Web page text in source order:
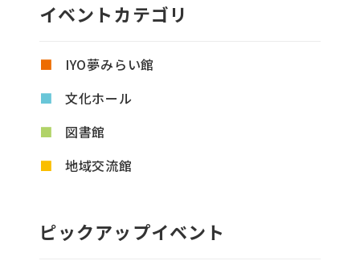
イベントカテゴリ
IYO夢みらい館
文化ホール
図書館
地域交流館
ピックアップイベント